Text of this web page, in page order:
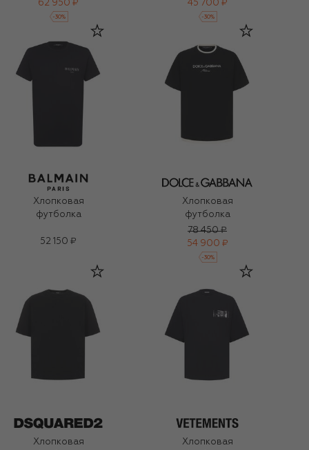
62 950 ₽
-30%
45 700 ₽
-30%
Хлопковая
футболка
52 150 ₽
Хлопковая
футболка
78 450 ₽
54 900 ₽
-30%
Хлопковая
Хлопковая